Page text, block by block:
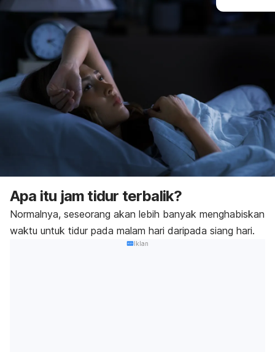
Apa itu jam tidur terbalik?
Normalnya, seseorang akan lebih banyak menghabiskan
waktu untuk tidur pada malam hari daripada siang hari.
Iklan